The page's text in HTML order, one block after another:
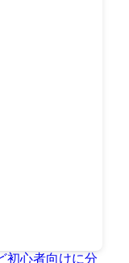
初心者向けに分